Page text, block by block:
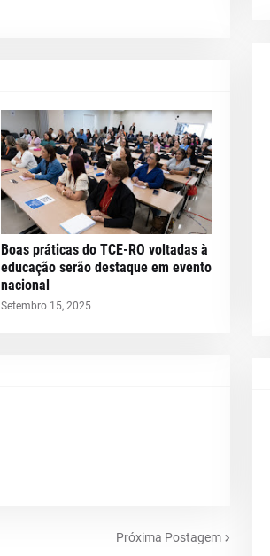
Boas práticas do TCE-RO voltadas à
educação serão destaque em evento
nacional
Setembro 15, 2025
Próxima Postagem